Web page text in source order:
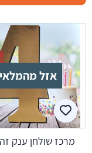
אזל מהמלאי
מרכז שולחן ענק